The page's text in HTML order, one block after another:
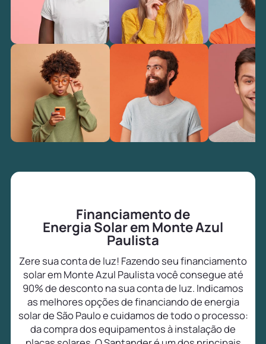
Financiamento de
Energia Solar em Monte Azul
Paulista
Zere sua conta de luz! Fazendo seu financiamento
solar em Monte Azul Paulista você consegue até
90% de desconto na sua conta de luz. Indicamos
as melhores opções de financiando de energia
solar de São Paulo e cuidamos de todo o processo:
da compra dos equipamentos à instalação de